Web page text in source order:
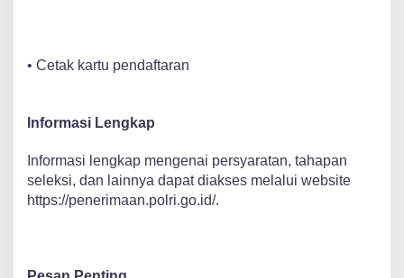
• Cetak kartu pendaftaran
Informasi Lengkap
Informasi lengkap mengenai persyaratan, tahapan
seleksi, dan lainnya dapat diakses melalui website
https://penerimaan.polri.go.id/.